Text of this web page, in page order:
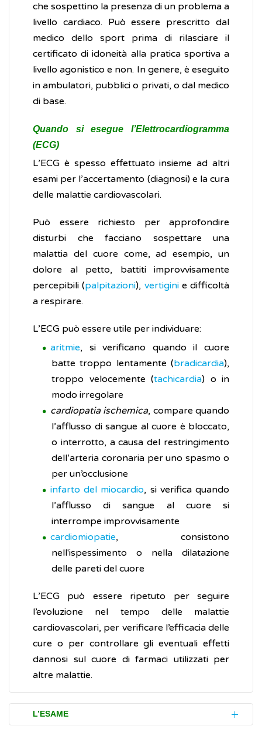
che sospettino la presenza di un problema a
livello cardiaco. Può essere prescritto dal
medico dello sport prima di rilasciare il
certificato di idoneità alla pratica sportiva a
livello agonistico e non. In genere, è eseguito
in ambulatori, pubblici o privati, o dal medico
di base.
Quando si esegue l’Elettrocardiogramma
(ECG)
L’ECG è spesso effettuato insieme ad altri
esami per l’accertamento (diagnosi) e la cura
delle malattie cardiovascolari.
Può essere richiesto per approfondire
disturbi che facciano sospettare una
malattia del cuore come, ad esempio, un
dolore al petto, battiti improvvisamente
percepibili (palpitazioni), vertiginie difficoltà
a respirare.
L’ECG può essere utile per individuare:
aritmie, si verificano quando il cuore
batte troppo lentamente (bradicardia),
troppo velocemente (tachicardia) o in
modo irregolare
cardiopatia ischemica, compare quando
l’afflusso di sangue al cuore è bloccato,
o interrotto, a causa del restringimento
dell’arteria coronaria per uno spasmo o
per un’occlusione
infarto del miocardio, si verifica quando
l’afflusso di sangue al cuore si
interrompe improvvisamente
cardiomiopatie, consistono
nell'ispessimento o nella dilatazione
delle pareti del cuore
L’ECG può essere ripetuto per seguire
l’evoluzione nel tempo delle malattie
cardiovascolari, per verificare l’efficacia delle
cure o per controllare gli eventuali effetti
dannosi sul cuore di farmaci utilizzati per
altre malattie.
L’ESAME